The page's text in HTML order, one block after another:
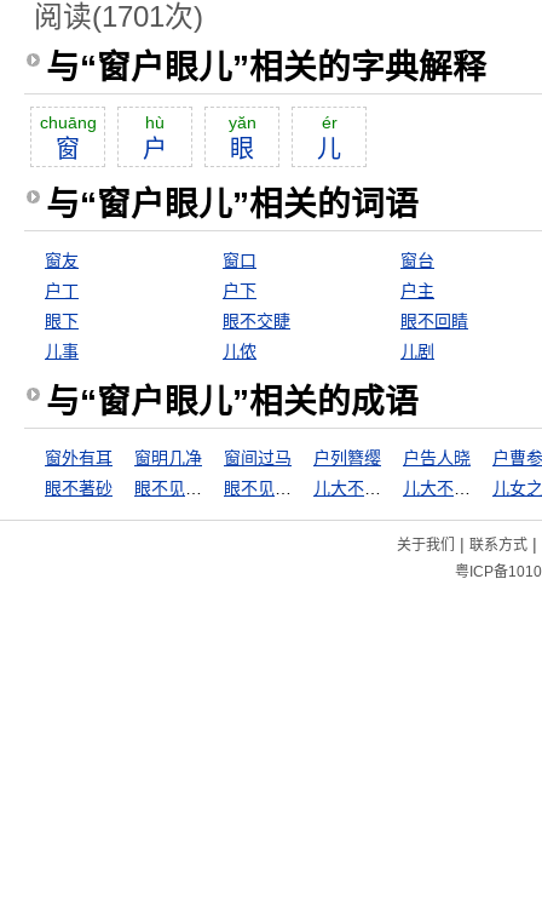
阅读(1701次)
与“窗户眼儿”相关的字典解释
chuāng
窗
hù
户
yăn
眼
ér
儿
与“窗户眼儿”相关的词语
窗友 窗口
窗台
户丁
户下
户主
眼下
眼不交睫
眼不回睛
儿事
儿侬 儿剧
与“窗户眼儿”相关的成语
窗外有耳 窗明几净 窗间过马 户列簪缨 户告人晓
户曹
眼不著砂
儿女
关于我们 | 联系方式|
粤ICP备